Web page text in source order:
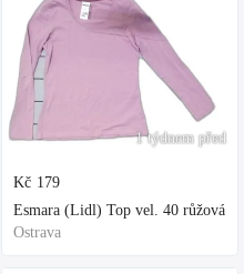
1 týdnem před
Kč 179
Esmara (Lidl) Top vel. 40 růžová
Ostrava